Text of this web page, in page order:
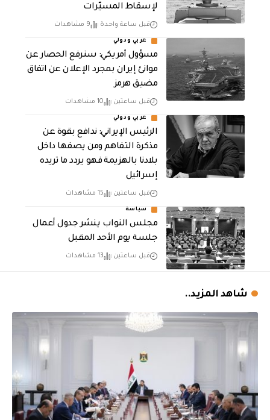
لإسقاط المسيّرات
قبل ساعة واحدة 9 مشاهدات
عربي ودولي
مسؤول أمريكي: سنرفع الحصار عن
موانئ إيران بمجرد الإعلان عن اتفاق
مضيق هرمز
قبل ساعتين 10 مشاهدات
عربي ودولي
الرئيس الإيراني: ندافع بقوة عن
مذكرة التفاهم ومن يصفها داخل
بلادنا بالهزيمة فهو يردد ما تريده
إسرائيل
قبل ساعتين 15 مشاهدات
سياسة
مجلس النواب ينشر جدول أعمال
جلسة يوم الأحد المقبل
قبل ساعتين 13 مشاهدات
شاهد المزيد..